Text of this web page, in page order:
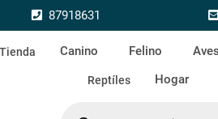
87918631
Tienda Canino Felino Aves
Reptíles Hogar